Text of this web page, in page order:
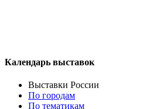
Календарь выставок
Выставки России
По городам
По тематикам